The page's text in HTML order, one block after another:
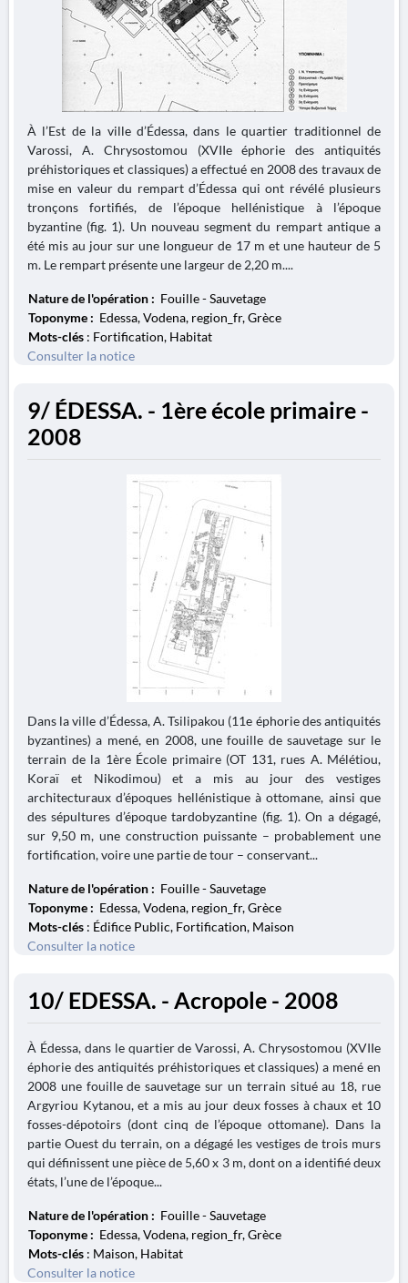
À l’Est de la ville d’Édessa, dans le quartier traditionnel de
Varossi, A. Chrysostomou (XVIIe éphorie des antiquités
préhistoriques et classiques) a effectué en 2008 des travaux de
mise en valeur du rempart d’Édessa qui ont révélé plusieurs
tronçons fortifiés, de l’époque hellénistique à l’époque
byzantine (fig. 1). Un nouveau segment du rempart antique a
été mis au jour sur une longueur de 17 m et une hauteur de 5
m. Le rempart présente une largeur de 2,20 m....
Nature de l'opération : Fouille - Sauvetage
Toponyme : Edessa, Vodena, region_fr, Grèce
Mots-clés : Fortification, Habitat
Consulter la notice
9/ ÉDESSA. - 1ère école primaire -
2008
Dans la ville d’Édessa, A. Tsilipakou (11e éphorie des antiquités
byzantines) a mené, en 2008, une fouille de sauvetage sur le
terrain de la 1ère École primaire (OT 131, rues A. Mélétiou,
Koraï et Nikodimou) et a mis au jour des vestiges
architecturaux d’époques hellénistique à ottomane, ainsi que
des sépultures d’époque tardobyzantine (fig. 1). On a dégagé,
sur 9,50 m, une construction puissante – probablement une
fortification, voire une partie de tour – conservant...
Nature de l'opération : Fouille - Sauvetage
Toponyme : Edessa, Vodena, region_fr, Grèce
Mots-clés : Édifice Public, Fortification, Maison
Consulter la notice
10/ EDESSA. - Acropole - 2008
À Édessa, dans le quartier de Varossi, A. Chrysostomou (XVIIe
éphorie des antiquités préhistoriques et classiques) a mené en
2008 une fouille de sauvetage sur un terrain situé au 18, rue
Argyriou Kytanou, et a mis au jour deux fosses à chaux et 10
fosses-dépotoirs (dont cinq de l’époque ottomane). Dans la
partie Ouest du terrain, on a dégagé les vestiges de trois murs
qui définissent une pièce de 5,60 x 3 m, dont on a identifié deux
états, l’une de l’époque...
Nature de l'opération : Fouille - Sauvetage
Toponyme : Edessa, Vodena, region_fr, Grèce
Mots-clés : Maison, Habitat
Consulter la notice